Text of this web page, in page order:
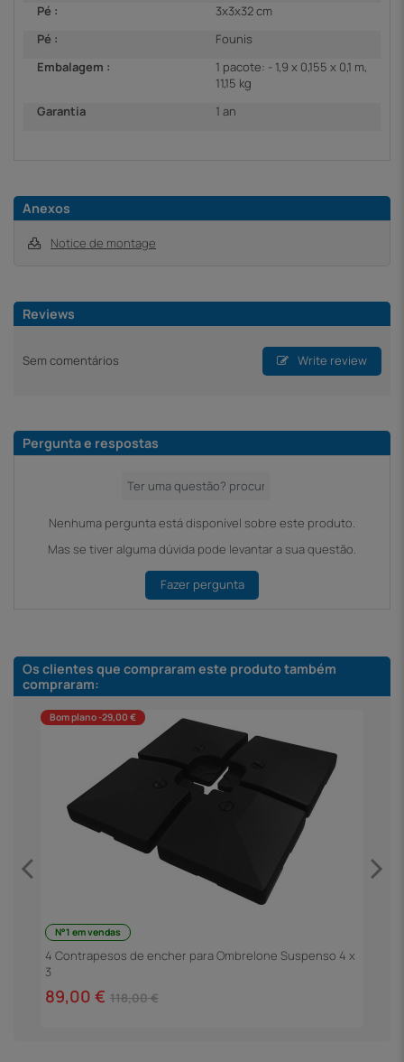
Pé :
3x3x32 cm
Pé :
Founis
Embalagem :
1 pacote: - 1,9 x 0,155 x 0,1 m,
11,15 kg
Garantia
1 an
Anexos
Notice de montage
Reviews
Sem comentários Write review
Pergunta e respostas
Nenhuma pergunta está disponível sobre este produto.
Mas se tiver alguma dúvida pode levantar a sua questão.
Fazer pergunta
Os clientes que compraram este produto também
compraram:
Bom plano -29,00 €
N°1 em vendas
4 Contrapesos de encher para Ombrelone Suspenso 4 x
3
89,00 € 118,00 €